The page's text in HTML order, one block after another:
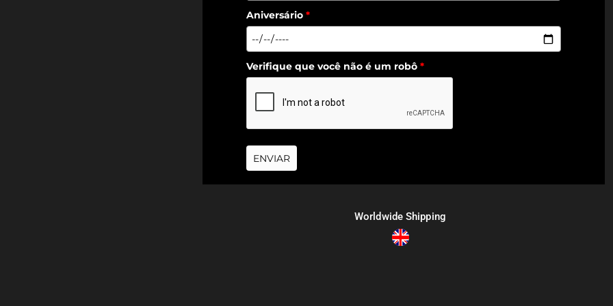
Aniversário *
Verifique que você não é um robô *
ENVIAR
Worldwide Shipping